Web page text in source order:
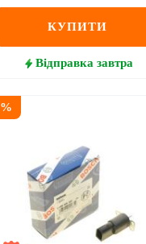
КУПИТИ
Відправка завтра
%